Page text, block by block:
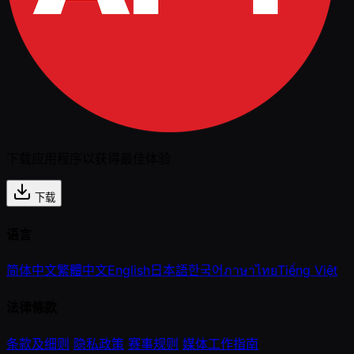
下载
简体中文繁體中文English日本語한국어ภาษาไทยTiếng Việt
条款及细则 隐私政策 赛事规则 媒体工作指南